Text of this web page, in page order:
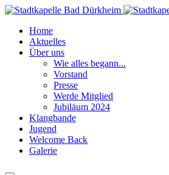
Home
Aktuelles
Über uns
Wie alles begann...
Vorstand
Presse
Werde Mitglied
Jubiläum 2024
Klangbande
Jugend
Welcome Back
Galerie